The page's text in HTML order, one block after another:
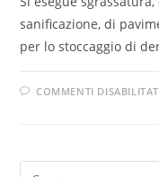
sanificazione, di
per lo stoccaggio di
COMMENTI